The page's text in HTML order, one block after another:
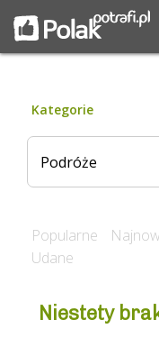
Kategorie
Popularne
Udane
Niestety